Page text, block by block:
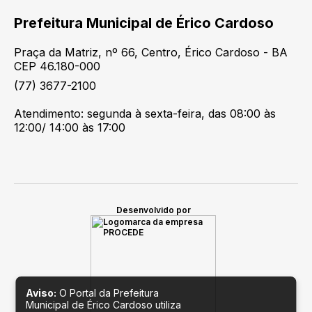
Prefeitura Municipal de Érico Cardoso
Praça da Matriz, nº 66, Centro, Érico Cardoso - BA
CEP 46.180-000
(77) 3677-2100
Atendimento: segunda à sexta-feira, das 08:00 às
12:00/ 14:00 às 17:00
Desenvolvido por
Aviso: O Portal da Prefeitura
Municipal de Érico Cardoso utiliza